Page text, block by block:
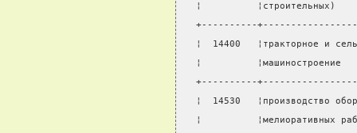
¦
+----------
¦  14400   ¦тракторное и
¦
+----------
¦  14530
¦